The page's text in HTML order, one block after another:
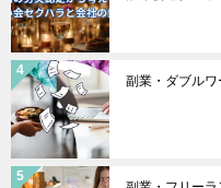
副業・ダブル